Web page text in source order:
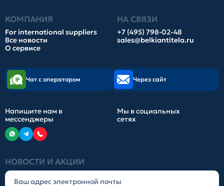
КОМПАНИЯ
For international suppliers
Все новости
О сервисе
НА СВЯЗИ
+7 (495) 798-02-48
sales@belkiantitela.ru
НОВОСТИ И АКЦИИ
Чат с оператором Через сайт
Напишите нам в
мессенджеры
Мы в социальных
сетях